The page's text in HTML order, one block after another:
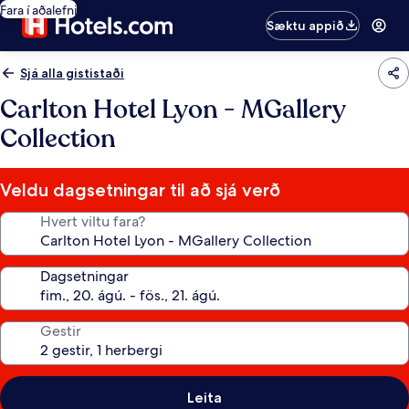
Fara í aðalefni
Sæktu appið
Sjá alla gististaði
Carlton Hotel Lyon - MGallery
Collection
Veldu dagsetningar til að sjá verð
Hvert viltu fara?
Dagsetningar
Gestir
Leita